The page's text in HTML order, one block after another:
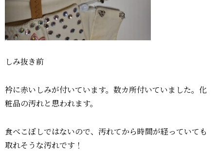
しみ抜き前
衿に赤いしみが付いています。数カ所付いていました。化
粧品の汚れと思われます。
食べこぼしではないので、汚れてから時間が経っていても
取れそうな汚れです！